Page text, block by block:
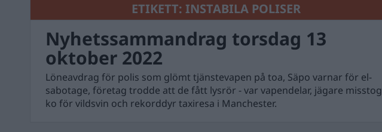
ETIKETT: INSTABILA POLISER
Nyhetssammandrag torsdag 13
oktober 2022
Löneavdrag för polis som glömt tjänstevapen på toa, Säpo varnar för el-
sabotage, företag trodde att de fått lysrör - var vapendelar, jägare misstog
ko för vildsvin och rekorddyr taxiresa i Manchester.